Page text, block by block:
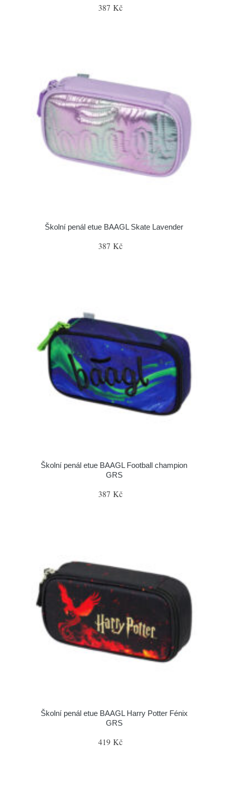
387 Kč
Školní penál etue BAAGL Skate Lavender
387 Kč
Školní penál etue BAAGL Football champion
GRS
387 Kč
Školní penál etue BAAGL Harry Potter Fénix
GRS
419 Kč